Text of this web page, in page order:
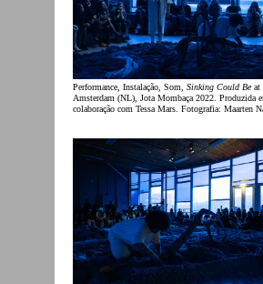
Performance, Instalação, Som, Sinking Could Beat
Amsterdam (NL), Jota Mombaça 2022. Produzida
colaboração com Tessa Mars. Fotografia: Maarten